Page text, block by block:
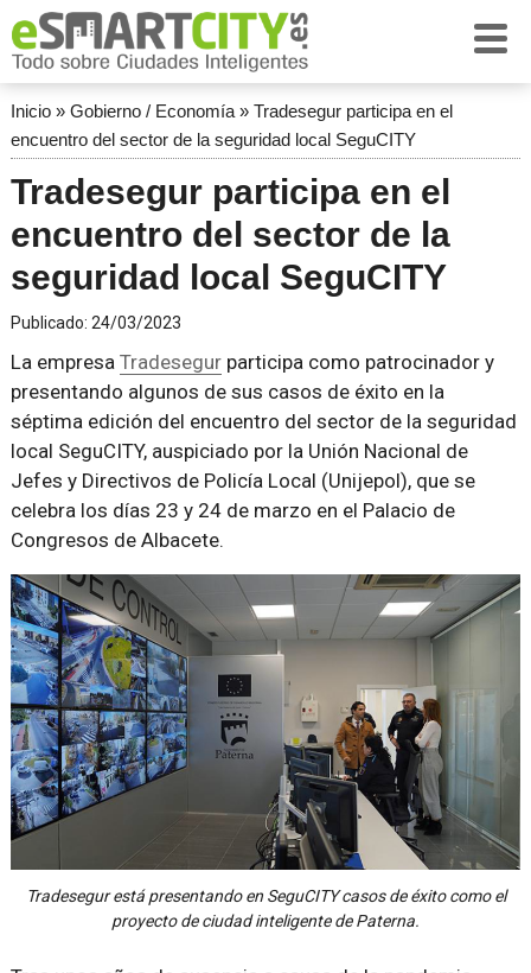
Inicio» Gobierno / Economía» Tradesegur participa en el
encuentro del sector de la seguridad local SeguCITY
Tradesegur participa en el
encuentro del sector de la
seguridad local SeguCITY
Publicado: 24/03/2023
La empresa Tradesegurparticipa como patrocinador y
presentando algunos de sus casos de éxito en la
séptima edición del encuentro del sector de la seguridad
local SeguCITY, auspiciado por la Unión Nacional de
Jefes y Directivos de Policía Local (Unijepol), que se
celebra los días 23 y 24 de marzo en el Palacio de
Congresos de Albacete.
Tradesegur está presentando en SeguCITY casos de éxito como el
proyecto de ciudad inteligente de Paterna.